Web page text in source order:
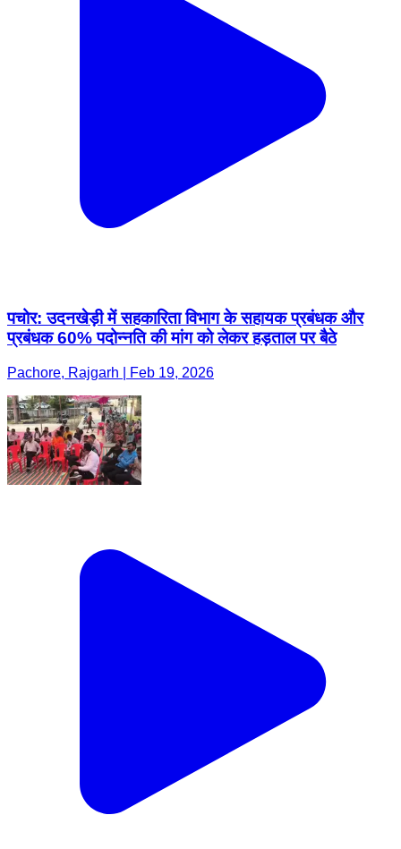
पचोर: उदनखेड़ी में सहकारिता विभाग के सहायक प्रबंधक और
प्रबंधक 60% पदोन्नति की मांग को लेकर हड़ताल पर बैठे
Pachore, Rajgarh | Feb 19, 2026